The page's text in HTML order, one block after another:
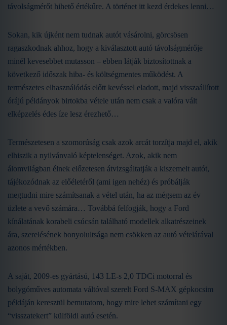
távolságmérőt hihető értékűre. A történet itt kezd érdekes lenni…
Sokan, kik újként nem tudnak autót vásárolni, görcsösen
ragaszkodnak ahhoz, hogy a kiválasztott autó távolságmérője
minél kevesebbet mutasson – ebben látják biztosítottnak a
következő időszak hiba- és költségmentes működést. A
természetes elhasználódás előtt kevéssel eladott, majd visszaállított
órájú példányok birtokba vétele után nem csak a valóra vált
elképzelés édes íze lesz érezhető…
Természetesen a szomorúság csak azok arcát torzítja majd el, akik
elhiszik a nyilvánvaló képtelenséget. Azok, akik nem
álomvilágban élnek előzetesen átvizsgáltatják a kiszemelt autót,
tájékozódnak az előéletéről (ami igen nehéz) és próbálják
megtudni mire számítsanak a vétel után, ha az mégsem az év
üzlete a vevő számára… Továbbá felfogják, hogy a Ford
kínálatának korabeli csúcsán található modellek alkatrészeinek
ára, szerelésének bonyolultsága nem csökken az autó vételárával
azonos mértékben.
A saját, 2009-es gyártású, 143 LE-s 2,0 TDCi motorral és
bolygóműves automata váltóval szerelt Ford S-MAX gépkocsim
példáján keresztül bemutatom, hogy mire lehet számítani egy
“visszatekert” külföldi autó esetén.